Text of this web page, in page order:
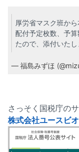
厚労省マスク班か
配付予定枚数、予
たので、添付いたし
— 福島みずほ
さっそく国税庁の
株式会社ユースビオ